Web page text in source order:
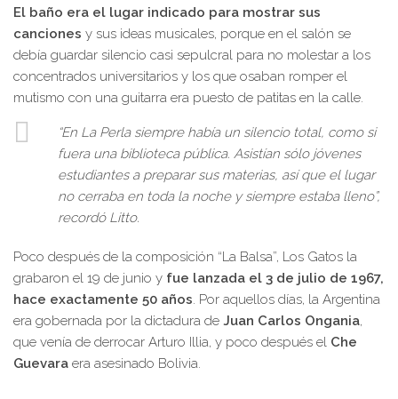
El baño era el lugar indicado para mostrar sus
canciones y sus ideas musicales, porque en el salón se
debía guardar silencio casi sepulcral para no molestar a los
concentrados universitarios y los que osaban romper el
mutismo con una guitarra era puesto de patitas en la calle.
“En La Perla siempre había un silencio total, como si
fuera una biblioteca pública. Asistían sólo jóvenes
estudiantes a preparar sus materias, así que el lugar
no cerraba en toda la noche y siempre estaba lleno”,
recordó Litto.
Poco después de la composición “La Balsa”, Los Gatos la
grabaron el 19 de junio y fue lanzada el 3 de julio de 1967,
hace exactamente 50 años. Por aquellos días, la Argentina
era gobernada por la dictadura de Juan Carlos Ongania,
que venía de derrocar Arturo Illia, y poco después el Che
Guevara era asesinado Bolivia.